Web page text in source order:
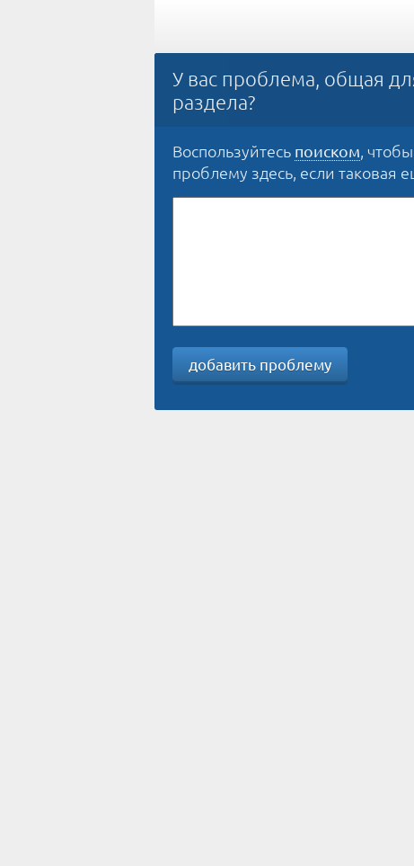
У вас проблема, общая
раздела?
Воспользуйтесь поиском,
проблему здесь, если таковая
добавить проблему